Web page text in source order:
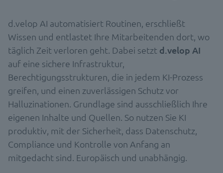
d.velop AI automatisiert Routinen, erschließt
Wissen und entlastet Ihre Mitarbeitenden dort, wo
täglich Zeit verloren geht. Dabei setzt d.velop AI
auf eine sichere Infrastruktur,
Berechtigungsstrukturen, die in jedem KI-Prozess
greifen, und einen zuverlässigen Schutz vor
Halluzinationen. Grundlage sind ausschließlich Ihre
eigenen Inhalte und Quellen. So nutzen Sie KI
produktiv, mit der Sicherheit, dass Datenschutz,
Compliance und Kontrolle von Anfang an
mitgedacht sind. Europäisch und unabhängig.